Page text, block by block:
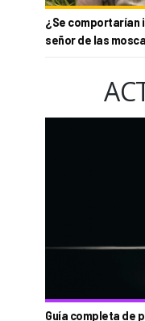
¿Se comportarían
señor de las
Guía completa de